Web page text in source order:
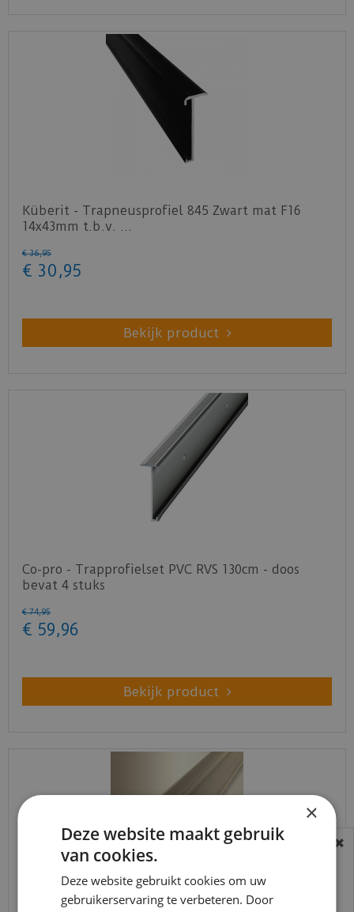
Küberit - Trapneusprofiel 845 Zwart mat F16
14x43mm t.b.v. …
€ 36,95
€ 30 ,95
Bekijk product
Co-pro - Trapprofielset PVC RVS 130cm - doos
bevat 4 stuks
€ 74,95
€ 59,96
Bekijk product
BEREIKBAARHEID
In verband met de vakantie periode zijn wij
t/m 14 augustus telefonisch helaas niet
×
Deze website maakt gebruik
van cookies.
Deze website gebruikt cookies om uw
gebruikerservaring te verbeteren. Door